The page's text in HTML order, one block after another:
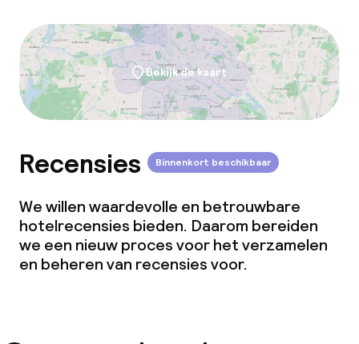
Bekijk de kaart
Recensies Binnenkort beschikbaar
We willen waardevolle en betrouwbare
hotelrecensies bieden. Daarom bereiden
we een nieuw proces voor het verzamelen
en beheren van recensies voor.